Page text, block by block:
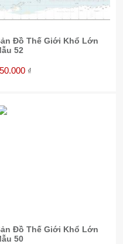
Đồ Thế Giới Khổ Lớn
52
₫
Đồ Thế Giới Khổ Lớn
50